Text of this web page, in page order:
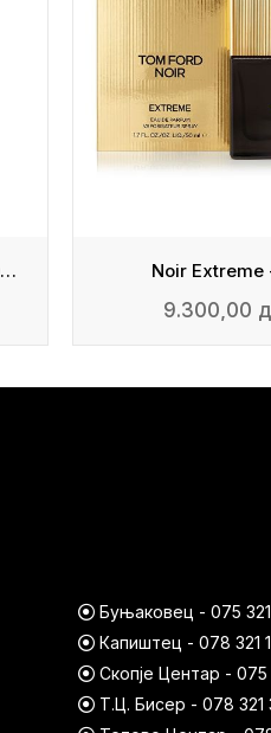
Ambassador For Man - Eau De Parfum Noir Extreme
9.300,00
Буњаковец - 075
Капиштец - 078 321
Скопје Центар - 075
Т.Ц. Бисер - 078 321